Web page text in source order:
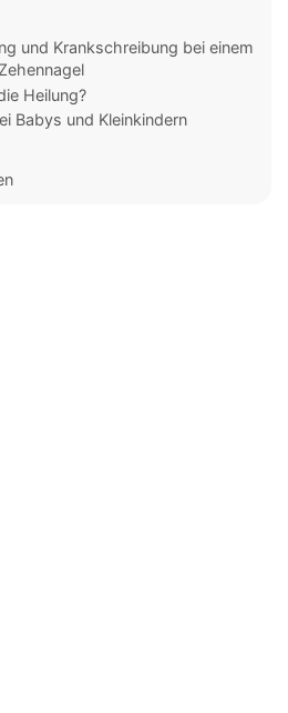
und Krankschreibung bei einem
Heilung?
Babys und Kleinkindern